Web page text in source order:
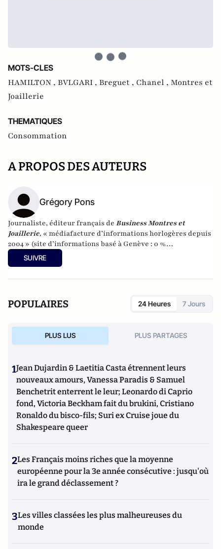
MOTS-CLES
HAMILTON , BVLGARI , Breguet , Chanel , Montres et
Joaillerie
THEMATIQUES
Consommation
A PROPOS DES AUTEURS
Grégory Pons
Journaliste, éditeur français de Business Montres et
Joaillerie, « médiafacture d’informations horlogères depuis
2004 » (site d’informations basé à Genève : 0 %
publicité-100 % liberté), spécialiste du marketing horloger
et de l’analyse des marchés de la montre.
SUIVRE
POPULAIRES 24 Heures 7 Jours
PLUS LUS PLUS PARTAGES
1Jean Dujardin & Laetitia Casta étrennent leurs
nouveaux amours, Vanessa Paradis & Samuel
Benchetrit enterrent le leur; Leonardo di Caprio
fond, Victoria Beckham fait du brukini, Cristiano
Ronaldo du bisco-fils; Suri ex Cruise joue du
Shakespeare queer
2Les Français moins riches que la moyenne
européenne pour la 3e année consécutive : jusqu'où
ira le grand déclassement ?
3Les villes classées les plus malheureuses du
monde